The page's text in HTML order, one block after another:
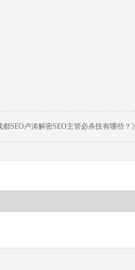
都SEO卢涛解密SEO主管必杀技有哪些？》